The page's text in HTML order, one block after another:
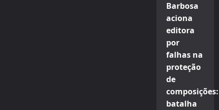
Barbosa
aciona
editora
por
falhas na
proteção
de
composições:
batalha